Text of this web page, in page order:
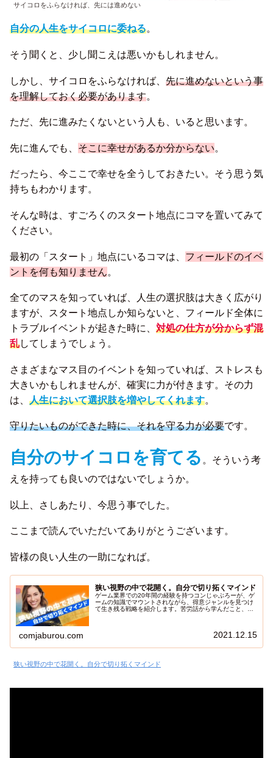
サイコロをふらなければ、先には進めない
自分の人生をサイコロに委ねる。
そう聞くと、少し聞こえは悪いかもしれません。
しかし、サイコロをふらなければ、 先に進めないという事
を理解しておく必要があります。
ただ、先に進みたくないという人も、いると思います。
先に進んでも、 そこに幸せがあるか分からない。
だったら、今ここで幸せを全うしておきたい。そう思う気
持ちもわかります。
そんな時は、すごろくのスタート地点にコマを置いてみて
ください。
最初の「スタート」地点にいるコマは、 フィールドのイベ
ントを何も知りません。
全てのマスを知っていれば、人生の選択肢は大きく広がり
ますが、スタート地点しか知らないと、フィールド全体に
トラブルイベントが起きた時に、 対処の仕方が分からず混
乱してしまうでしょう。
さまざまなマス目のイベントを知っていれば、ストレスも
大きいかもしれませんが、確実に力が付きます。その力
は、 人生において選択肢を増やしてくれます。
守りたいものができた時に、それを守る力が必要です。
自分のサイコロを育てる 。そういう考
えを持っても良いのではないでしょうか。
以上、さしあたり、今思う事でした。
ここまで読んでいただいてありがとうございます。
皆様の良い人生の一助になれば。
狭い視野の中で花開く。自分で切り拓くマインド
ゲーム業界での20年間の経験を持つコンじゃぶろーが、ゲ
ームの知識でマウントされながら、得意ジャンルを見つけ
て生き残る戦略を紹介します。苦労話から学んだこと、そ
野が狭いと感じても、あきらめずに自分の道を切り開く秘
comjaburou.com 2021.12.15
狭い視野の中で花開く。自分で切り拓くマインド